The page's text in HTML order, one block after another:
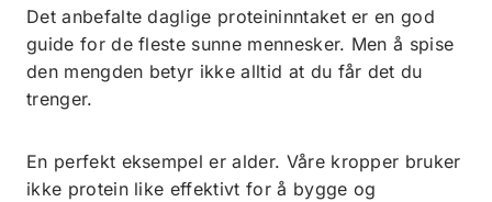
Det anbefalte daglige proteininntaket er en god
guide for de fleste sunne mennesker. Men å spise
den mengden betyr ikke alltid at du får det du
trenger.
En perfekt eksempel er alder. Våre kropper bruker
ikke protein like effektivt for å bygge og